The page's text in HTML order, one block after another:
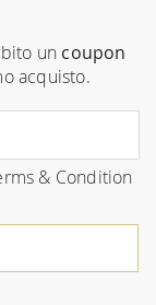
un coupon
acquisto.
& Condition